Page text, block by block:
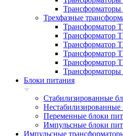
Трехфазные
Трансформатор
Трансформатор
Трансформатор
Трансформатор
Трансформатор
Блоки питания
Стабилизированные
Переменные блоки
Импульсные блоки
Импульсные